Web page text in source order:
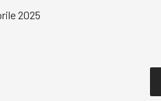
2025